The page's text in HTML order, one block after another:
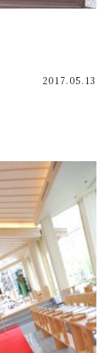
2017.05.13